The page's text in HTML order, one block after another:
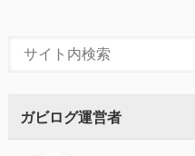
ガビログ運営者